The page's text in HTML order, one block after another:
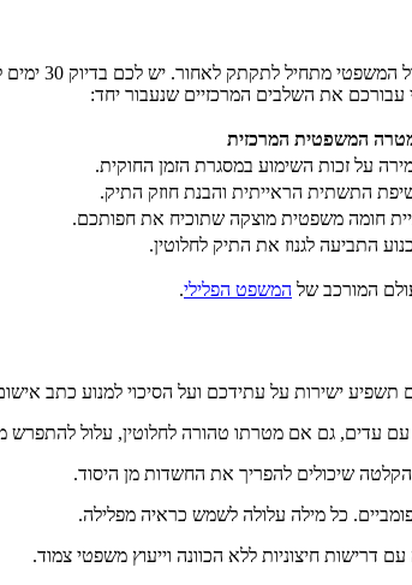
מרגע
עבורכם את השלבים המרכזיים שנעבור יחד:
המשפטית המרכזית
על זכות השימוע במסגרת הזמן החוקית.
התשתית הראייתית והבנת חוזק התיק.
חומה משפטית מוצקה שתוכיח את חפותכם.
התביעה לגנוז את התיק לחלוטין.
המורכב של המשפט הפלילי.
ישירות על עתידכם ועל הסיכוי למנוע כתב אישום
עם עדים, גם אם מטרתו טהורה לחלוטין, עלול להתפרש
שיכולים להפריך את החשדות מן היסוד.
כל מילה עלולה לשמש כראיה מפלילה.
דרישות חיצוניות ללא הכוונה וייעוץ משפטי צמוד.